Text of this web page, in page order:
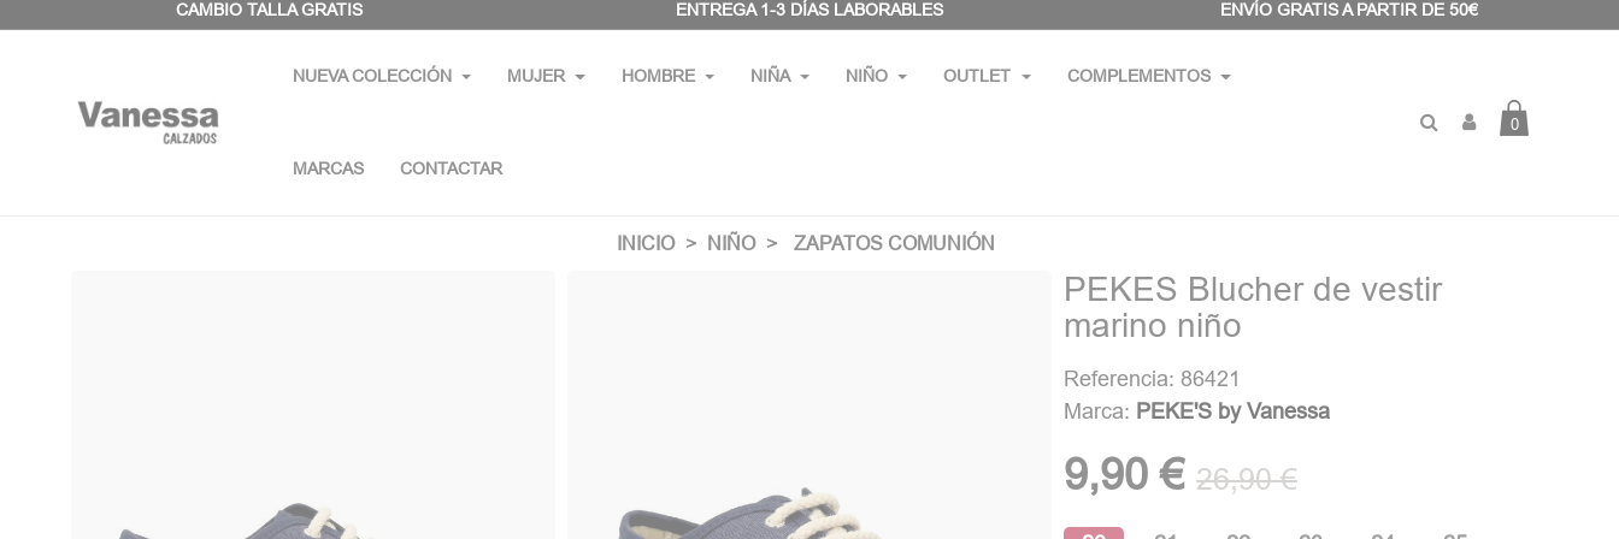
CAMBIO TALLA GRATIS ENTREGA 1-3 DÍAS LABORABLES ENVÍO GRATIS A PARTIR DE 50€
NUEVA COLECCIÓN MUJER HOMBRE NIÑA NIÑO OUTLET COMPLEMENTOS
MARCAS CONTACTAR
0
INICIO NIÑO ZAPATOS COMUNIÓN
PEKES Blucher de vestir
marino niño
Referencia: 86421
Marca: PEKE'S by Vanessa
9,90 € 26,90 €
Panel de gestión de cookies